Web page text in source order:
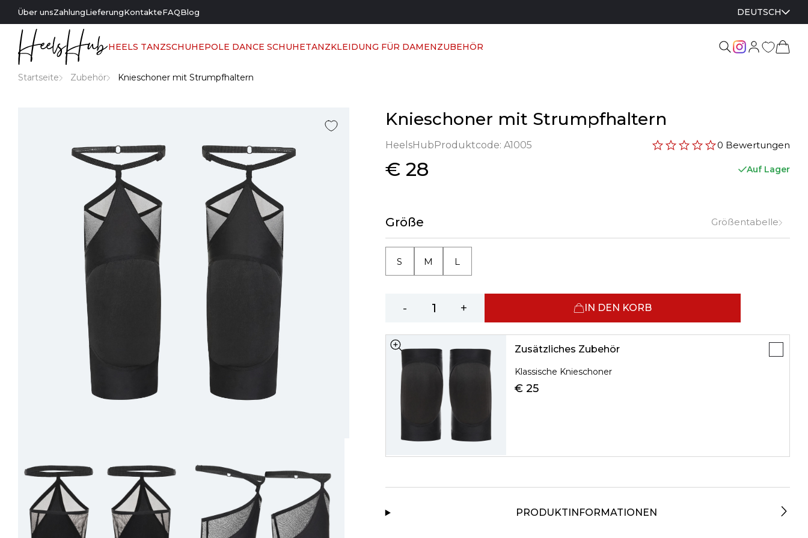
Über unsZahlungLieferungKontakteFAQBlog DEUTSCH
HEELS TANZSCHUHEPOLE DANCE SCHUHETANZKLEIDUNG FÜR DAMENZUBEHÖR
Startseite Zubehör Knieschoner mit Strumpfhaltern
Knieschoner mit Strumpfhaltern
HeelsHubProduktcode: A1005 0 Bewertungen
€ 28 Auf Lager
Größe Größentabelle
S M L
- + IN DEN KORB
Zusätzliches Zubehör
Klassische Knieschoner
€ 25
PRODUKTINFORMATIONEN